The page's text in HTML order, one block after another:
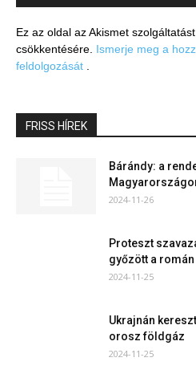
Ez az oldal az Akismet
csökkentésére. Ismerje meg a
feldolgozását
FRISS HÍREK
Bárándy: a
2024-11-26
Proteszt
győzött a
2024-11-25
Ukrajnán
orosz földgáz
2024-11-25